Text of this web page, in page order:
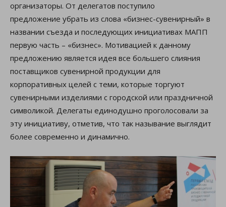
организаторы. От делегатов поступило
предложение убрать из слова «бизнес-сувенирный» в
названии съезда и последующих инициативах МАПП
первую часть – «бизнес». Мотивацией к данному
предложению является идея все большего слияния
поставщиков сувенирной продукции для
корпоративных целей с теми, которые торгуют
сувенирными изделиями с городской или праздничной
символикой. Делегаты единодушно проголосовали за
эту инициативу, отметив, что так называние выглядит
более современно и динамично.